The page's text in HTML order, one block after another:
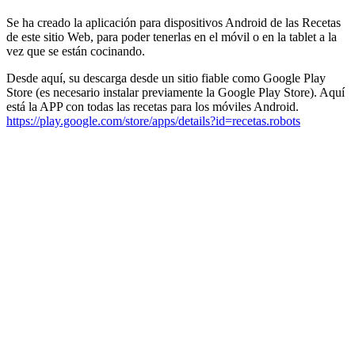
Se ha creado la aplicación para dispositivos Android de las Recetas
de este sitio Web, para poder tenerlas en el móvil o en la tablet a la
vez que se están cocinando.
Desde aquí, su descarga desde un sitio fiable como Google Play
Store (es necesario instalar previamente la Google Play Store). Aquí
está la APP con todas las recetas para los móviles Android.
https://play.google.com/store/apps/details?id=recetas.robots